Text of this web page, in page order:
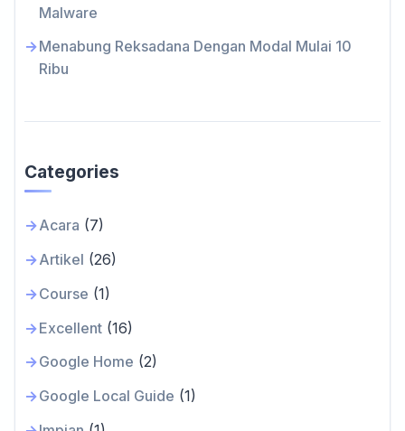
Malware
Menabung Reksadana Dengan Modal Mulai 10
Ribu
Categories
Acara (7)
Artikel (26)
Course (1)
Excellent(16)
Google Home (2)
Google Local Guide (1)